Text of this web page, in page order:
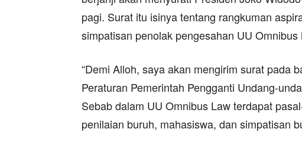
pagi. Surat itu isinya tentang rangkuman
simpatisan penolak pengesahan UU Omnibus
“Demi Alloh, saya akan mengirim surat pada
Peraturan Pemerintah Pengganti Undang-
Sebab dalam UU Omnibus Law terdapat
penilaian buruh, mahasiswa, dan simpatisan